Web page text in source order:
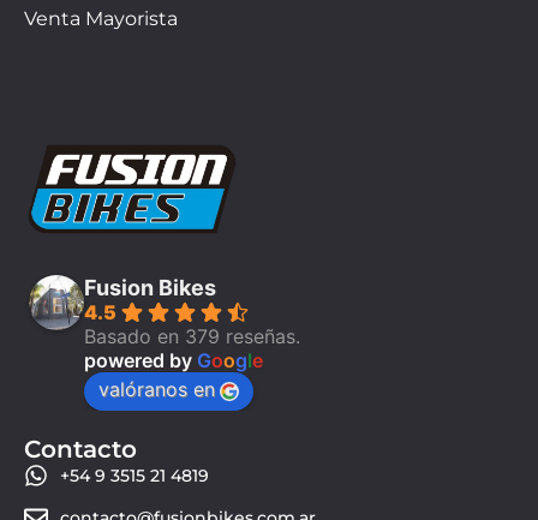
Venta Mayorista
Fusion Bikes
4.5
Basado en 379 reseñas.
powered by Google
valóranos en
Contacto
+54 9 3515 21 4819